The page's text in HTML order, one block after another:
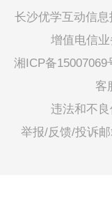
长沙优学互动信
增值电信
湘ICP备15007069
客
违法和不
举报/反馈/投诉